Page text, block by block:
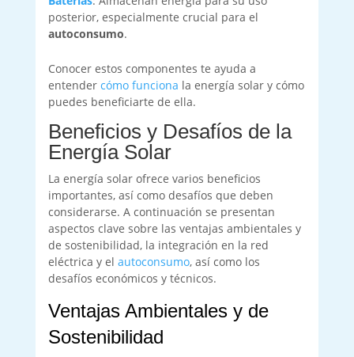
posterior, especialmente crucial para el
autoconsumo.
Conocer estos componentes te ayuda a
entender cómo funciona la energía solar y cómo
puedes beneficiarte de ella.
Beneficios y Desafíos de la
Energía Solar
La energía solar ofrece varios beneficios
importantes, así como desafíos que deben
considerarse. A continuación se presentan
aspectos clave sobre las ventajas ambientales y
de sostenibilidad, la integración en la red
eléctrica y el autoconsumo, así como los
desafíos económicos y técnicos.
Ventajas Ambientales y de
Sostenibilidad